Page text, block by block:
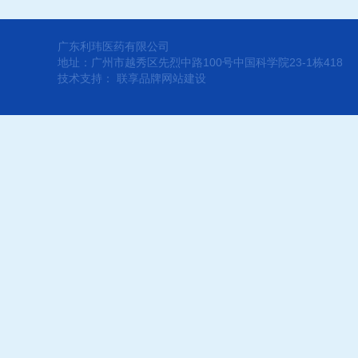
广东利玮医药有限公司
地址：广州市越秀区先烈中路100号中国科学院23-1栋418
技术支持： 联享品牌网站建设